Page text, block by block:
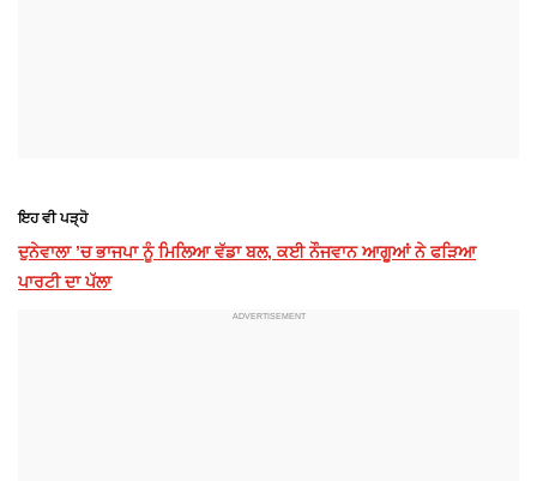
ਇਹ ਵੀ ਪੜ੍ਹੋ
ਦੁਨੇਵਾਲਾ ’ਚ ਭਾਜਪਾ ਨੂੰ ਮਿਲਿਆ ਵੱਡਾ ਬਲ, ਕਈ ਨੌਜਵਾਨ ਆਗੂਆਂ ਨੇ ਫੜਿਆ
ਪਾਰਟੀ ਦਾ ਪੱਲਾ